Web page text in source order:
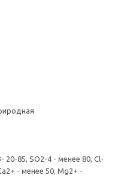
20-85, SO2-4 - менее 80, Cl-
- менее 50, Mg2+ -